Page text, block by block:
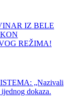
IZ BELE
REŽIMA!
„Nazivali
dokaza.